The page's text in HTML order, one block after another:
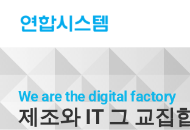
content
정밀기계부품
바로팩토리 Basic
We are the digital factory
제 조와 IT 그 교집